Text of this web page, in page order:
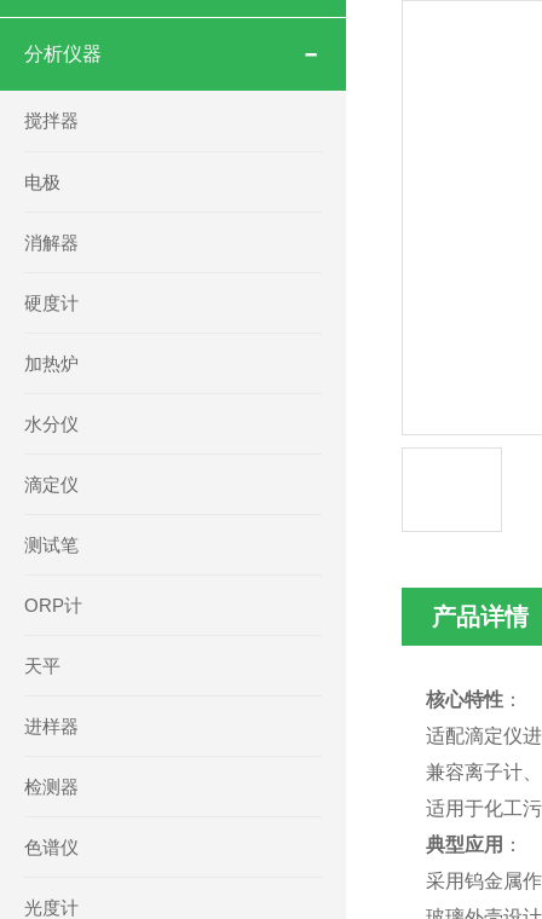
分析仪器
搅拌器
电极
消解器
硬度计
加热炉
水分仪
滴定仪
测试笔
ORP计
天平
进样器
检测器
色谱仪
光度计
产品详情
核心特性‌：
适配滴定仪
兼容离子计
适用于化工
典型应用 ‌：
采用钨金属